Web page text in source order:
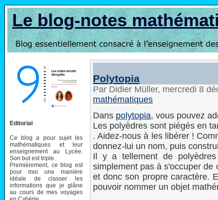
Le blog-notes
Editorial
Ce blog a pour sujet les
mathématiques et leur
enseignement au Lycée.
Son but est triple.
Premièrement, ce blog est
pour moi une manière
idéale de classer les
informations que je glâne
au cours de mes voyages
Polytopia
Par Didier Müller, mercredi 8
mathématiques
Dans polytopia, vous pouvez
Les polyèdres sont piégés en
. Aidez-nous à les libérer !
donnez-lui un nom, puis
Il y a tellement de
simplement pas à s'occuper de
et donc son propre caractère.
pouvoir nommer un objet